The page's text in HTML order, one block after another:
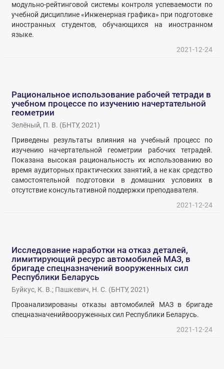
модульно-рейтинговой системы контроля успеваемости по
учебной дисциплине «Инженерная графика» при подготовке
иностранных студентов, обучающихся на иностранном
языке.
2021-12-24
Рациональное использование рабочей тетради в
учебном процессе по изучению начертательной
геометрии
Зелёный, П. В. (БНТУ,2021)
Приведены результаты влияния на учебный процесс по
изучению начертательной геометрии рабочих тетрадей.
Показана высокая рациональность их использованию во
время аудиторных практических занятий, а не как средство
самостоятельной подготовки в домашних условиях в
отсутствие консультативной поддержки преподавателя.
2021-12-24
Исследование наработки на отказ деталей,
лимитирующий ресурс автомобилей МАЗ, в
бригаде спецназначений вооруженных сил
Республики Беларусь
Буйкус, К. В.; Пашкевич, Н. С. (БНТУ,2021)
Проанализированы отказы автомобилей МАЗ в бригаде
спецназначенийвооруженных сил Республики Беларусь.
2021-12-24